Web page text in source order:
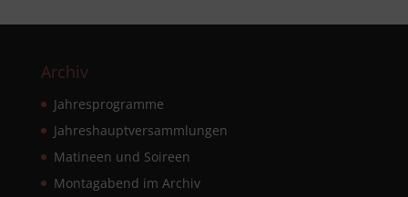
Archiv
Jahresprogramme
Jahreshauptversammlungen
Matineen und Soireen
Montagabend im Archiv